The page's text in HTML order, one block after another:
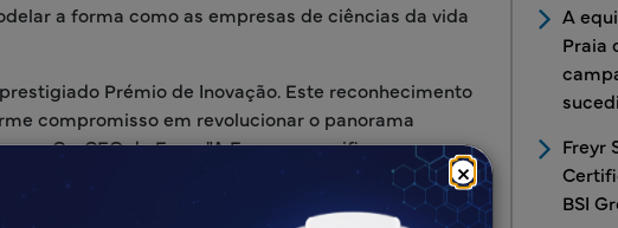
×
a forma como as empresas de ciências da vida
Prémio de Inovação. Este reconhecimento
compromisso em revolucionar o panorama
Co-CEO da Freyr. "A Freya personifica a nossa
clientes a navegar por desafios Regulamentares
a expandir os limites da inovação e a
A
Praia
Freyr
BSI